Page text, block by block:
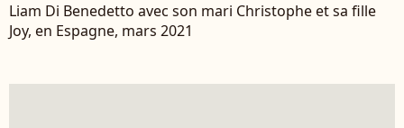
Liam Di Benedetto avec son mari Christophe et sa fille
Joy, en Espagne, mars 2021